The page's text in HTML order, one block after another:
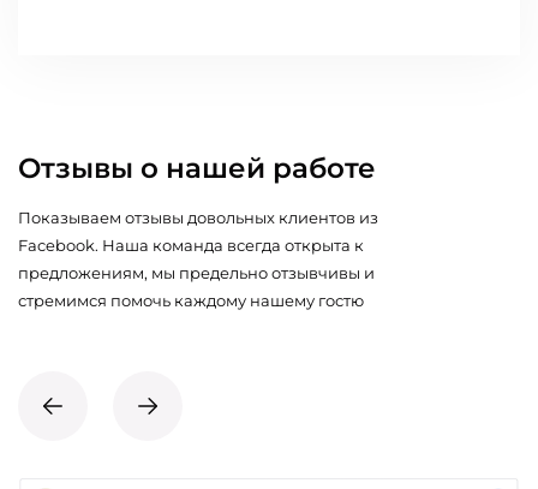
Отзывы о нашей работе
Показываем отзывы довольных клиентов из
Facebook. Наша команда всегда открыта к
предложениям, мы предельно отзывчивы и
стремимся помочь каждому нашему гостю